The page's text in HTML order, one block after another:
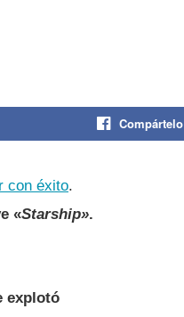
Compártelo
con éxito.
«Starship».
explotó